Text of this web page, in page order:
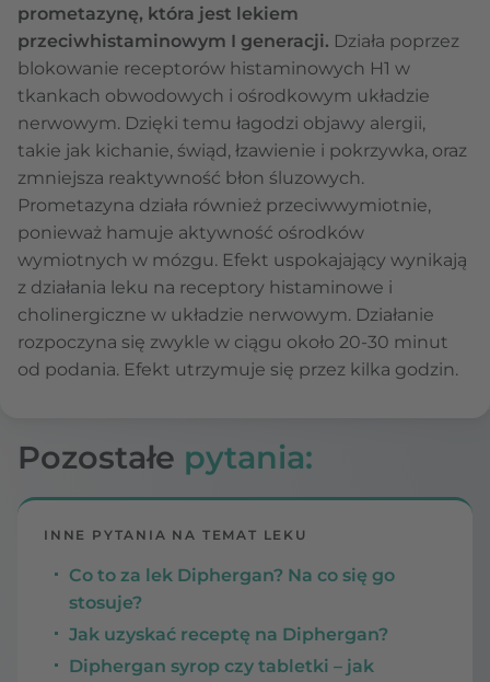
prometazynę, która jest lekiem
przeciwhistaminowym I generacji. Działa poprzez
blokowanie receptorów histaminowych H1 w
tkankach obwodowych i ośrodkowym układzie
nerwowym. Dzięki temu łagodzi objawy alergii,
takie jak kichanie, świąd, łzawienie i pokrzywka, oraz
zmniejsza reaktywność błon śluzowych.
Prometazyna działa również przeciwwymiotnie,
ponieważ hamuje aktywność ośrodków
wymiotnych w mózgu. Efekt uspokajający wynikają
z działania leku na receptory histaminowe i
cholinergiczne w układzie nerwowym. Działanie
rozpoczyna się zwykle w ciągu około 20-30 minut
od podania. Efekt utrzymuje się przez kilka godzin.
Pozostałe pytania:
INNE PYTANIA NA TEMAT LEKU
Co to za lek Diphergan? Na co się go
stosuje?
Jak uzyskać receptę na Diphergan?
Diphergan syrop czy tabletki – jak